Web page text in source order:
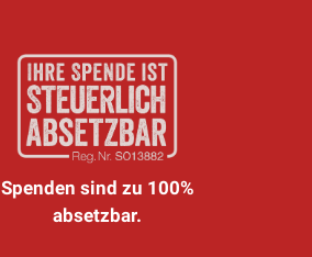
Spenden sind zu 100%
absetzbar.